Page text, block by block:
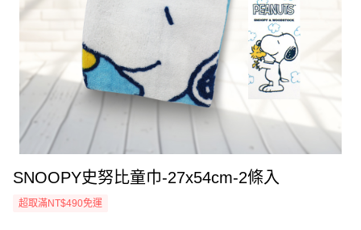
SNOOPY史努比童巾-27x54cm-2條入
超取滿NT$490免運